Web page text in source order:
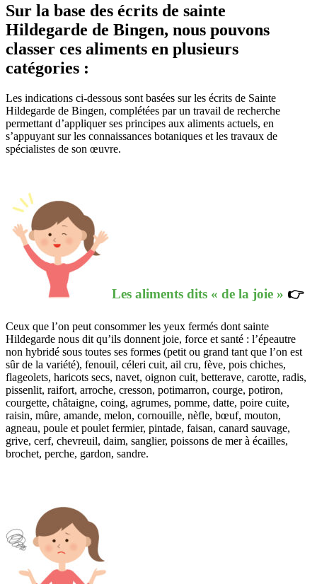
Sur la base des écrits de sainte
Hildegarde de Bingen, nous pouvons
classer ces aliments en plusieurs
catégories :
Les indications ci-dessous sont basées sur les écrits de Sainte
Hildegarde de Bingen, complétées par un travail de recherche
permettant d’appliquer ses principes aux aliments actuels, en
s’appuyant sur les connaissances botaniques et les travaux de
spécialistes de son œuvre.
Les aliments dits « de la joie » 👉
Ceux que l’on peut consommer les yeux fermés dont sainte
Hildegarde nous dit qu’ils donnent joie, force et santé : l’épeautre
non hybridé sous toutes ses formes (petit ou grand tant que l’on est
sûr de la variété), fenouil, céleri cuit, ail cru, fève, pois chiches,
flageolets, haricots secs, navet, oignon cuit, betterave, carotte, radis,
pissenlit, raifort, arroche, cresson, potimarron, courge, potiron,
courgette, châtaigne, coing, agrumes, pomme, datte, poire cuite,
raisin, mûre, amande, melon, cornouille, nèfle, bœuf, mouton,
agneau, poule et poulet fermier, pintade, faisan, canard sauvage,
grive, cerf, chevreuil, daim, sanglier, poissons de mer à écailles,
brochet, perche, gardon, sandre.